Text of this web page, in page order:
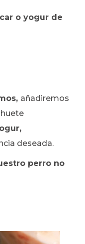
o yogur de
añadiremos
deseada.
perro no